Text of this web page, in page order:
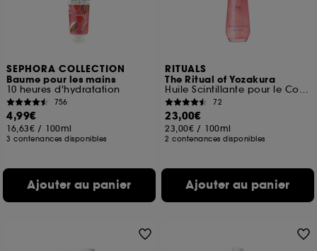
SEPHORA COLLECTION
Baume pour les mains
10 heures d'hydratation
756
4,99€
16,63€ / 100ml
3 contenances disponibles
Ajouter au panier
RITUALS
The Ritual of Yozakura
Huile Scintillante pour le Corps
72
23,00€
23,00€ / 100ml
2 contenances disponibles
Ajouter au panier